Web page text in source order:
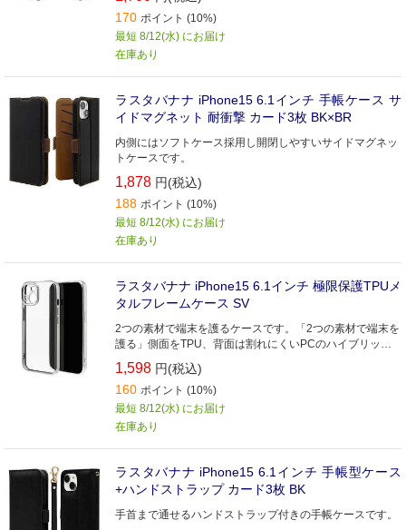
170 ポイント (10%)
最短 8/12(水) にお届け
在庫あり
ラスタバナナ iPhone15 6.1インチ 手帳ケース サ
イドマグネット 耐衝撃 カード3枚 BK×BR
内側にはソフトケース採用し開閉しやすいサイドマグネッ
トケースです。
1,878 円(税込)
188 ポイント (10%)
最短 8/12(水) にお届け
在庫あり
ラスタバナナ iPhone15 6.1インチ 極限保護TPUメ
タルフレームケース SV
2つの素材で端末を護るケースです。「2つの素材で端末を
護る」側面をTPU、背面は割れにくいPCのハイブリッド
ケース。
1,598 円(税込)
160 ポイント (10%)
最短 8/12(水) にお届け
在庫あり
ラスタバナナ iPhone15 6.1インチ 手帳型ケース
+ハンドストラップ カード3枚 BK
手首まで通せるハンドストラップ付きの手帳ケースです。